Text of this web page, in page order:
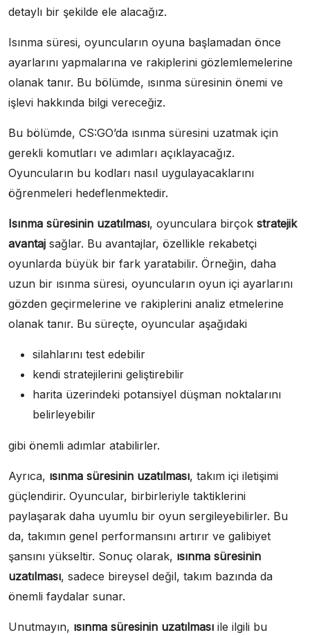
detaylı bir şekilde ele alacağız.
Isınma süresi, oyuncuların oyuna başlamadan önce
ayarlarını yapmalarına ve rakiplerini gözlemlemelerine
olanak tanır. Bu bölümde, ısınma süresinin önemi ve
işlevi hakkında bilgi vereceğiz.
Bu bölümde, CS:GO’da ısınma süresini uzatmak için
gerekli komutları ve adımları açıklayacağız.
Oyuncuların bu kodları nasıl uygulayacaklarını
öğrenmeleri hedeflenmektedir.
Isınma süresinin uzatılması, oyunculara birçok stratejik
avantaj sağlar. Bu avantajlar, özellikle rekabetçi
oyunlarda büyük bir fark yaratabilir. Örneğin, daha
uzun bir ısınma süresi, oyuncuların oyun içi ayarlarını
gözden geçirmelerine ve rakiplerini analiz etmelerine
olanak tanır. Bu süreçte, oyuncular aşağıdaki
silahlarını test edebilir
kendi stratejilerini geliştirebilir
harita üzerindeki potansiyel düşman noktalarını
belirleyebilir
gibi önemli adımlar atabilirler.
Ayrıca, ısınma süresinin uzatılması, takım içi iletişimi
güçlendirir. Oyuncular, birbirleriyle taktiklerini
paylaşarak daha uyumlu bir oyun sergileyebilirler. Bu
da, takımın genel performansını artırır ve galibiyet
şansını yükseltir. Sonuç olarak, ısınma süresinin
uzatılması, sadece bireysel değil, takım bazında da
önemli faydalar sunar.
Unutmayın, ısınma süresinin uzatılması ile ilgili bu